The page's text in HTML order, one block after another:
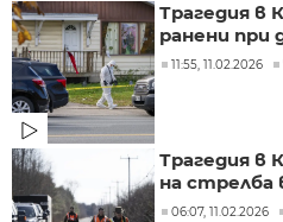
Трагедия в
ранени при
11:55, 11.02.2026
Трагедия в
на стрелба
06:07, 11.02.2026